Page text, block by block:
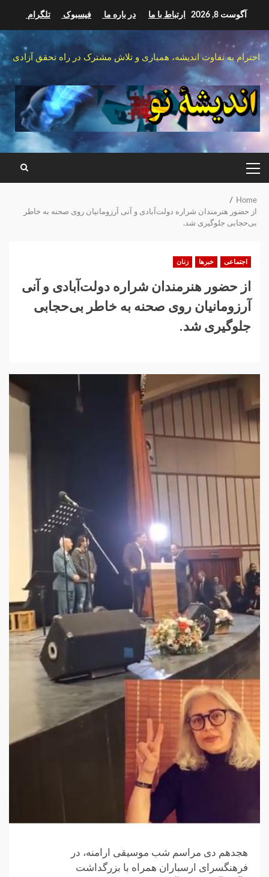
content
آگوست 8, 2026 ارتباط با ما در باره ما فیسبوک تلگرام
احترام به تفاوت اندیشه، همیاری و تلاش مشترک در راه تحقق آزادی
PRIMARY
MENU
Home
از حضور هنرمندان شراره دولت‌آبادی و آنی آرزومانیان روی صحنه به خاطر
بی‌حجابی جلوگیری شد.
اجتماعی خبرها زنان
از حضور هنرمندان شراره دولت‌آبادی و آنی
آرزومانیان روی صحنه به خاطر بی‌حجابی
جلوگیری شد.
هجدهم دی مراسم شب موسیقی ارامنه، در
فرهنگسرای ارسباران همراه با بزرگداشت